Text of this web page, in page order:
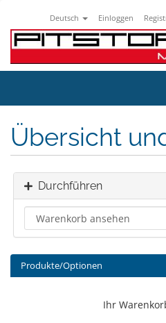
Deutsch Einloggen
Übersicht
Durchführen
Produkte/Optionen
Ihr